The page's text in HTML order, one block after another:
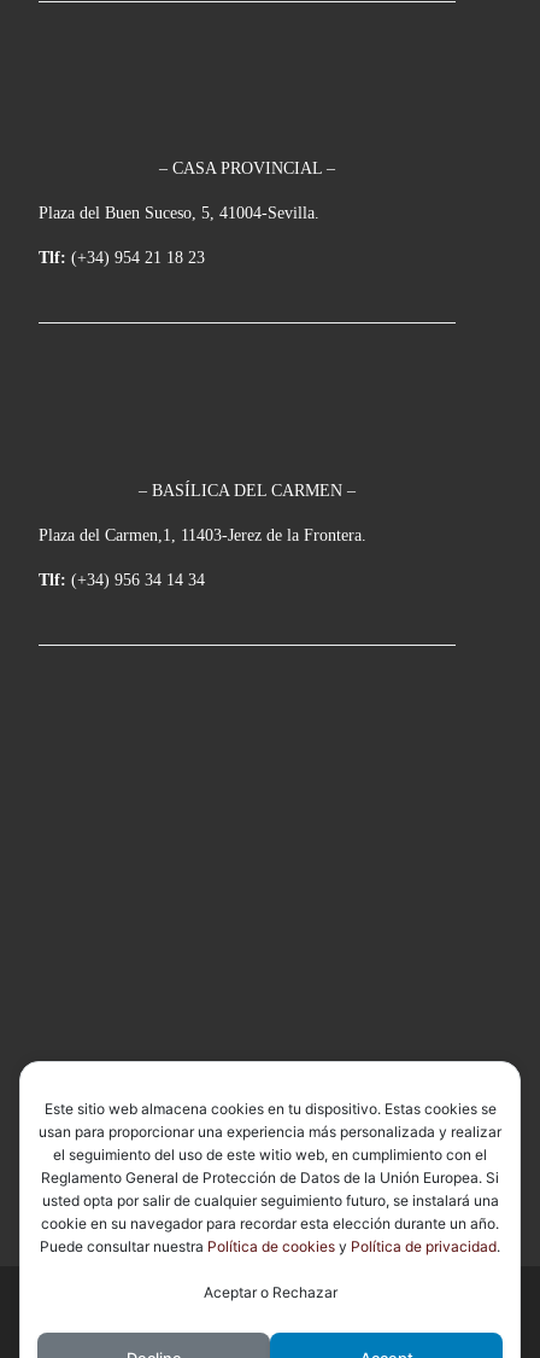
– CASA PROVINCIAL –
Plaza del Buen Suceso, 5, 41004-Sevilla.
Tlf: (+34) 954 21 18 23
– BASÍLICA DEL CARMEN –
Plaza del Carmen,1, 11403-Jerez de la Frontera.
Tlf: (+34) 956 34 14 34
Basílica de Nuestra Señora del Carmen Coronada
los derechos reservados
Este sitio web almacena cookies en tu dispositivo. Estas cookies se
usan para proporcionar una experiencia más personalizada y realizar
el seguimiento del uso de este witio web, en cumplimiento con el
Reglamento General de Protección de Datos de la Unión Europea. Si
usted opta por salir de cualquier seguimiento futuro, se instalará una
cookie en su navegador para recordar esta elección durante un año.
Puede consultar nuestra Política de cookies y Política de privacidad.
Aceptar o Rechazar